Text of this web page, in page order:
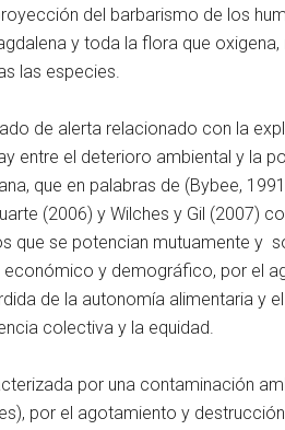
del barbarismo de los
y toda la flora que
las especies.
de alerta relacionado con la
entre el deterioro ambiental y la
que en palabras de (Bybee,
(2006) y Wilches y Gil (2007)
que se potencian mutuamente y
y demográfico, por el
de la autonomía alimentaria y
colectiva y la equidad.
por una contaminación
por el agotamiento y